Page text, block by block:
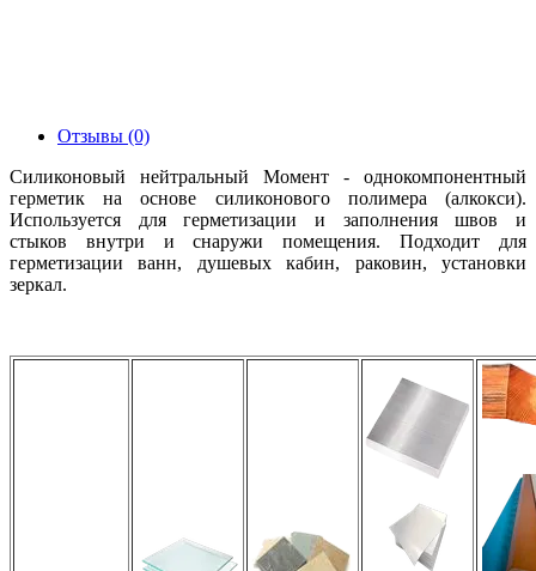
Отзывы (0)
Силиконовый нейтральный Момент - однокомпонентный
герметик на основе силиконового полимера (алкокси).
Используется для герметизации и заполнения швов и
стыков внутри и снаружи помещения. Подходит для
герметизации ванн, душевых кабин, раковин, установки
зеркал.